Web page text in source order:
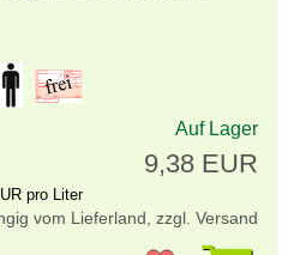
Auf Lager
9,38 EUR
pro Liter
vom Lieferland, zzgl. Versand